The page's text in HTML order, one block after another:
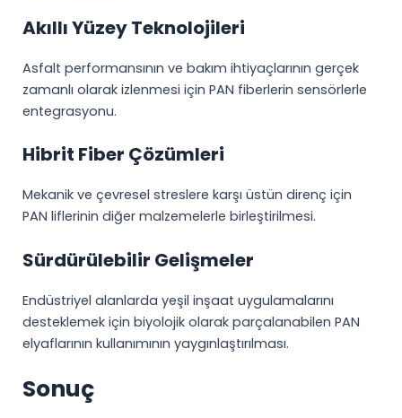
Akıllı Yüzey Teknolojileri
Asfalt performansının ve bakım ihtiyaçlarının gerçek
zamanlı olarak izlenmesi için PAN fiberlerin sensörlerle
entegrasyonu.
Hibrit Fiber Çözümleri
Mekanik ve çevresel streslere karşı üstün direnç için
PAN liflerinin diğer malzemelerle birleştirilmesi.
Sürdürülebilir Gelişmeler
Endüstriyel alanlarda yeşil inşaat uygulamalarını
desteklemek için biyolojik olarak parçalanabilen PAN
elyaflarının kullanımının yaygınlaştırılması.
Sonuç